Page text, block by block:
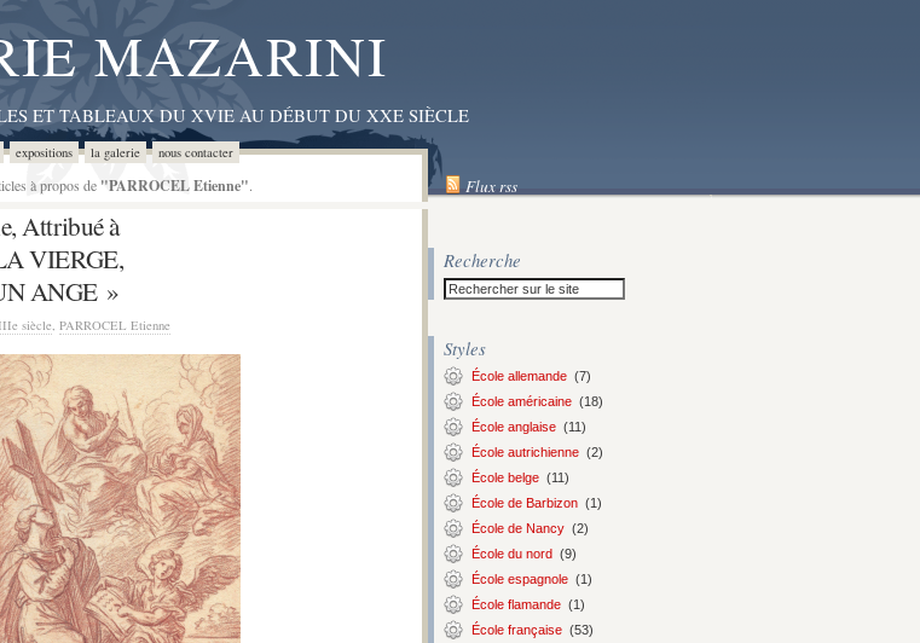
MAZARINI
ET TABLEAUX DU XVIE AU DÉBUT DU XXE SIÈCLE
expositions la galerie nous contacter
à propos de "PARROCEL Etienne". Flux rss
Attribué à
VIERGE,
ANGE »
siècle, PARROCEL Etienne
Recherche
Styles
École allemande (7)
École américaine (18)
École anglaise (11)
École autrichienne (2)
École belge (11)
École de Barbizon (1)
École de Nancy (2)
École du nord (9)
École espagnole (1)
École flamande (1)
École française (53)